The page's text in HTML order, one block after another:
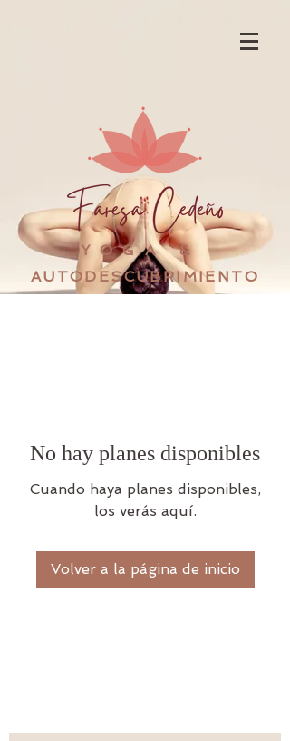
YOGA &
AUTODESCUBRIMIENTO
No hay planes disponibles
Cuando haya planes disponibles,
los verás aquí.
Volver a la página de inicio